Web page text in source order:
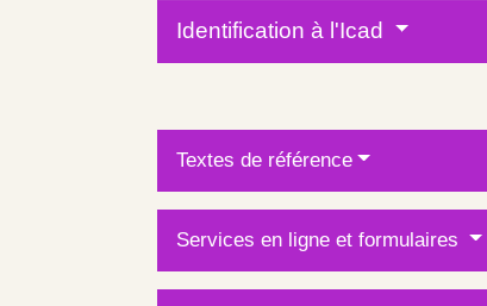
Identification à l'Icad
Textes de référence
Services en ligne et formulaires